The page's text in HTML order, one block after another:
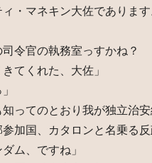
・マネキン大佐でありま
令官の執務室っすかね？
てくれた、大佐」
知ってのとおり我が独立治
加国、カタロンと名乗る
ム、ですね」